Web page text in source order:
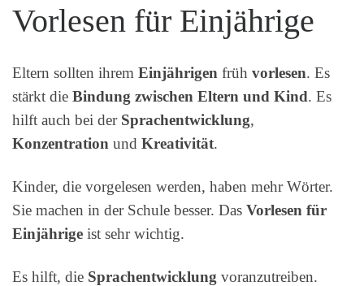
Vorlesen für Einjährige
Eltern sollten ihrem Einjährigen früh vorlesen. Es
stärkt die Bindung zwischen Eltern und Kind. Es
hilft auch bei der Sprachentwicklung,
Konzentration und Kreativität.
Kinder, die vorgelesen werden, haben mehr Wörter.
Sie machen in der Schule besser. Das Vorlesen für
Einjährige ist sehr wichtig.
Es hilft, die Sprachentwicklung voranzutreiben.